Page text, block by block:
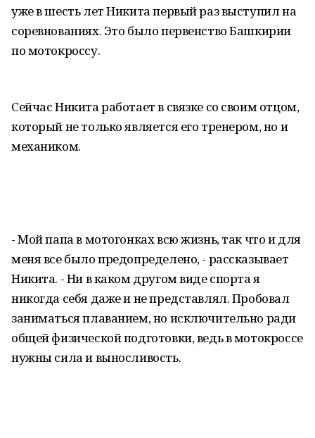
уже в шесть лет Никита первый раз выступил на
соревнованиях. Это было первенство Башкирии
по мотокроссу.
Сейчас Никита работает в связке со своим отцом,
который не только является его тренером, но и
механиком.
- Мой папа в мотогонках всю жизнь, так что и для
меня все было предопределено, - рассказывает
Никита. - Ни в каком другом виде спорта я
никогда себя даже и не представлял. Пробовал
заниматься плаванием, но исключительно ради
общей физической подготовки, ведь в мотокроссе
нужны сила и выносливость.